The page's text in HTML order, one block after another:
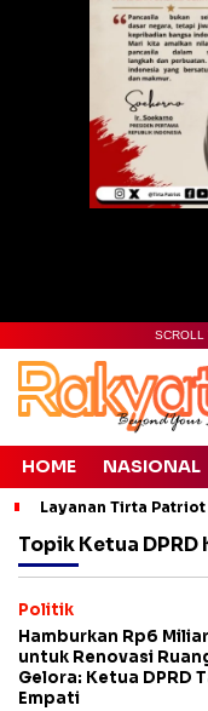
SCROLL
HOME NASIONAL
Layanan Tirta Patriot
Topik Ketua
Politik
Hamburkan Rp6
untuk Renovasi
Gelora: Ketua DPRD
Empati